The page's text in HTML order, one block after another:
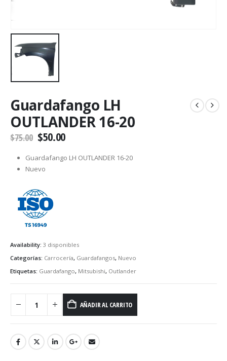
Guardafango LH
OUTLANDER 16-20
$75.00 $50.00
Guardafango LH OUTLANDER 16-20
Nuevo
Availability: 3 disponibles
Categorías: Carrocería, Guardafangos, Nuevo
Etiquetas: Guardafango, Mitsubishi, Outlander
AÑADIR AL CARRITO